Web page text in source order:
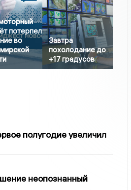
потерпел
во
Завтра
похолодание до
+17 градусов
полугодие увеличил
неопознанный